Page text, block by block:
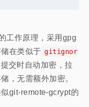
工作原理，采用gpg
在类似于 gitignor
交时自动加密，拉
，无需额外加密。
git-remote-gcrypt的